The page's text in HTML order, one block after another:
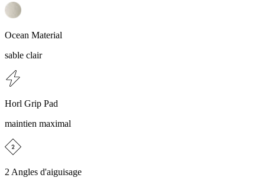
Ocean Material
sable clair
Horl Grip Pad
maintien maximal
2 Angles d'aiguisage